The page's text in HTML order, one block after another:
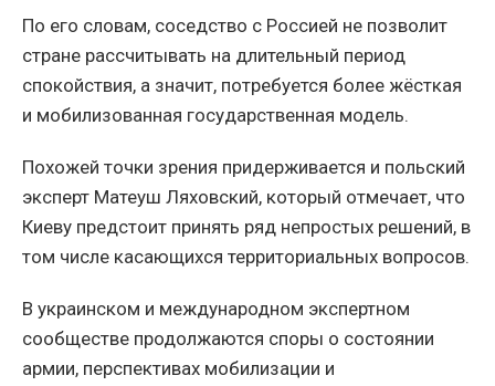
По его словам, соседство с Россией не позволит
стране рассчитывать на длительный период
спокойствия, а значит, потребуется более жёсткая
и мобилизованная государственная модель.
Похожей точки зрения придерживается и польский
эксперт Матеуш Ляховский, который отмечает, что
Киеву предстоит принять ряд непростых решений, в
том числе касающихся территориальных вопросов.
В украинском и международном экспертном
сообществе продолжаются споры о состоянии
армии, перспективах мобилизации и